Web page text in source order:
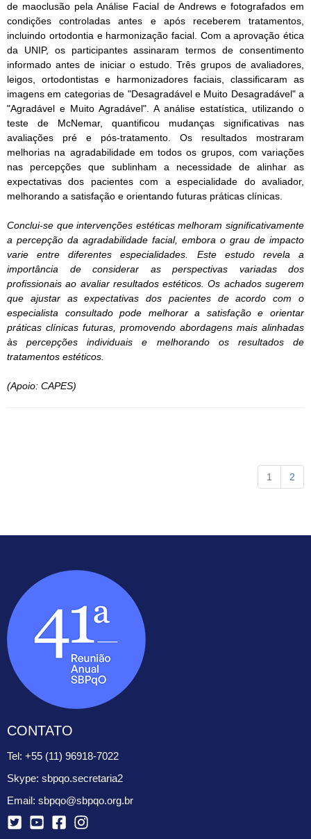
de maoclusão pela Análise Facial de Andrews e fotografados em
condições controladas antes e após receberem tratamentos,
incluindo ortodontia e harmonização facial. Com a aprovação ética
da UNIP, os participantes assinaram termos de consentimento
informado antes de iniciar o estudo. Três grupos de avaliadores,
leigos, ortodontistas e harmonizadores faciais, classificaram as
imagens em categorias de "Desagradável e Muito Desagradável" a
"Agradável e Muito Agradável". A análise estatística, utilizando o
teste de McNemar, quantificou mudanças significativas nas
avaliações pré e pós-tratamento. Os resultados mostraram
melhorias na agradabilidade em todos os grupos, com variações
nas percepções que sublinham a necessidade de alinhar as
expectativas dos pacientes com a especialidade do avaliador,
melhorando a satisfação e orientando futuras práticas clínicas.
Conclui-se que intervenções estéticas melhoram significativamente
a percepção da agradabilidade facial, embora o grau de impacto
varie entre diferentes especialidades. Este estudo revela a
importância de considerar as perspectivas variadas dos
profissionais ao avaliar resultados estéticos. Os achados sugerem
que ajustar as expectativas dos pacientes de acordo com o
especialista consultado pode melhorar a satisfação e orientar
práticas clínicas futuras, promovendo abordagens mais alinhadas
às percepções individuais e melhorando os resultados de
tratamentos estéticos.
(Apoio: CAPES)
1 2
C
N
T
T
O
CONTATO
Tel: +55 (11) 96918-7022
Skype: sbpqo.secretaria2
Email: sbpqo@sbpqo.org.br
Y
Y
F
I